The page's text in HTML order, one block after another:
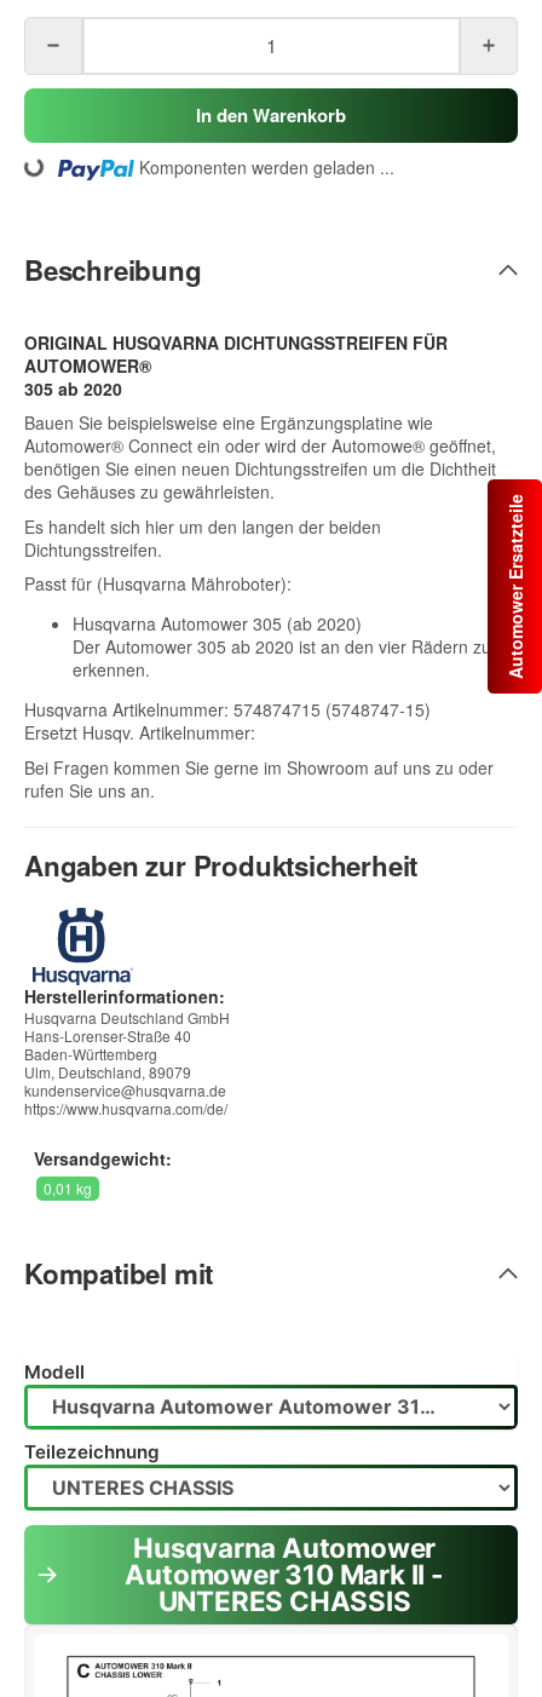
Automower Ersatzteile
In den Warenkorb
Komponenten werden geladen ...
Beschreibung
ORIGINAL HUSQVARNA DICHTUNGSSTREIFEN FÜR
AUTOMOWER®
305 ab 2020
Bauen Sie beispielsweise eine Ergänzungsplatine wie
Automower® Connect ein oder wird der Automowe® geöffnet,
benötigen Sie einen neuen Dichtungsstreifen um die Dichtheit
des Gehäuses zu gewährleisten.
Es handelt sich hier um den langen der beiden
Dichtungsstreifen.
Passt für (Husqvarna Mähroboter):
Husqvarna Automower 305 (ab 2020)
Der Automower 305 ab 2020 ist an den vier Rädern zu
erkennen.
Husqvarna Artikelnummer: 574874715 (5748747-15)
Ersetzt Husqv. Artikelnummer:
Bei Fragen kommen Sie gerne im Showroom auf uns zu oder
rufen Sie uns an.
Angaben zur Produktsicherheit
Herstellerinformationen:
Husqvarna Deutschland GmbH
Hans-Lorenser-Straße 40
Baden-Württemberg
Ulm, Deutschland, 89079
kundenservice@husqvarna.de
https://www.husqvarna.com/de/
Versandgewicht:
0,01 kg
Kompatibel mit
Husqvarna Automower
Automower 310 Mark II -
UNTERES CHASSIS
Teilezeichnung
Modell